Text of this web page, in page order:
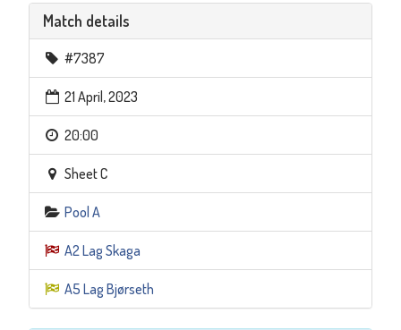
Match details
#7387
21 April, 2023
20:00
Sheet C
Pool A
A2 Lag Skaga
A5 Lag Bjørseth